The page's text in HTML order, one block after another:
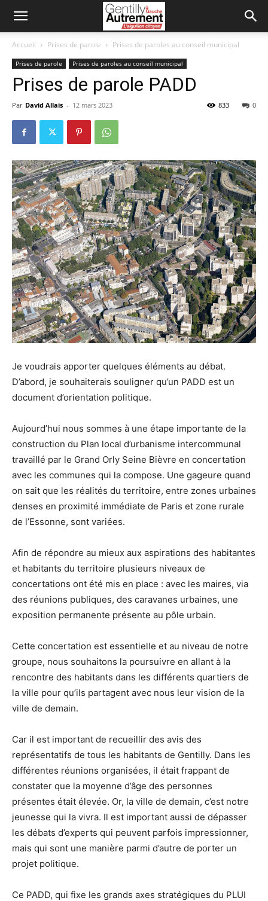
Accueil Prises de parole Prises de paroles au conseil municipal
Prises de parole Prises de paroles au conseil municipal
Prises de parole PADD
Par David Allais - 12 mars 2023 0
833
Je voudrais apporter quelques éléments au débat.
D’abord, je souhaiterais souligner qu’un PADD est un
document d’orientation politique.
Aujourd’hui nous sommes à une étape importante de la
construction du Plan local d’urbanisme intercommunal
travaillé par le Grand Orly Seine Bièvre en concertation
avec les communes qui la compose. Une gageure quand
on sait que les réalités du territoire, entre zones urbaines
denses en proximité immédiate de Paris et zone rurale
de l’Essonne, sont variées.
Afin de répondre au mieux aux aspirations des habitantes
et habitants du territoire plusieurs niveaux de
concertations ont été mis en place : avec les maires, via
des réunions publiques, des caravanes urbaines, une
exposition permanente présente au pôle urbain.
Cette concertation est essentielle et au niveau de notre
groupe, nous souhaitons la poursuivre en allant à la
rencontre des habitants dans les différents quartiers de
la ville pour qu’ils partagent avec nous leur vision de la
ville de demain.
Car il est important de recueillir des avis des
représentatifs de tous les habitants de Gentilly. Dans les
différentes réunions organisées, il était frappant de
constater que la moyenne d’âge des personnes
présentes était élevée. Or, la ville de demain, c’est notre
jeunesse qui la vivra. Il est important aussi de dépasser
les débats d’experts qui peuvent parfois impressionner,
mais qui sont une manière parmi d’autre de porter un
projet politique.
Ce PADD, qui fixe les grands axes stratégiques du PLUI